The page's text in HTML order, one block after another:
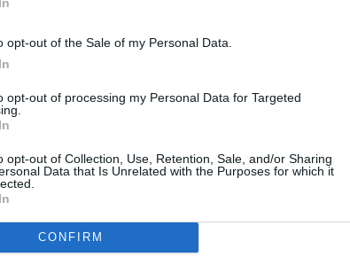
opt-out of the Sale of my Personal Data.
opt-out of processing my Personal Data for Targeted
opt-out of Collection, Use, Retention, Sale, and/or Sharing
Data that Is Unrelated with the Purposes for which it
CONFIRM
του προεδρείου του ΙΝΚΑ με τη διοίκηση του
των καταναλωτών εξετάζονται πλέον
σε ακυρώσεις προστίμων.